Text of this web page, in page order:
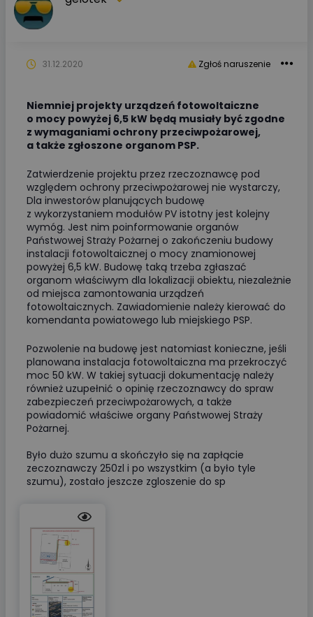
Zgłoś naruszenie
31.12.2020
Niemniej projekty urządzeń fotowoltaiczne
o mocy powyżej 6,5 kW będą musiały być zgodne
z wymaganiami ochrony przeciwpożarowej,
a także zgłoszone organom PSP.
Zatwierdzenie projektu przez rzeczoznawcę pod
względem ochrony przeciwpożarowej nie wystarczy,
Dla inwestorów planujących budowę
z wykorzystaniem modułów PV istotny jest kolejny
wymóg. Jest nim poinformowanie organów
Państwowej Straży Pożarnej o zakończeniu budowy
instalacji fotowoltaicznej o mocy znamionowej
powyżej 6,5 kW. Budowę taką trzeba zgłaszać
organom właściwym dla lokalizacji obiektu, niezależnie
od miejsca zamontowania urządzeń
fotowoltaicznych. Zawiadomienie należy kierować do
komendanta powiatowego lub miejskiego PSP.
Pozwolenie na budowę jest natomiast konieczne, jeśli
planowana instalacja fotowoltaiczna ma przekroczyć
moc 50 kW. W takiej sytuacji dokumentację należy
również uzupełnić o opinię rzeczoznawcy do spraw
zabezpieczeń przeciwpożarowych, a także
powiadomić właściwe organy Państwowej Straży
Pożarnej.
Było dużo szumu a skończyło się na zapłącie
zeczoznawczy 250zl i po wszystkim (a było tyle
szumu), zostało jeszcze zgloszenie do sp